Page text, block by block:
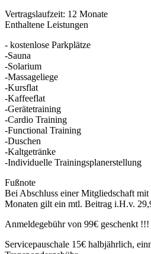
Vertragslaufzeit: 12 Monate
Enthaltene Leistungen
- kostenlose Parkplätze
-Sauna
-Solarium
-Massageliege
-Kursflat
-Kaffeeflat
-Gerätetraining
-Cardio Training
-Functional Training
-Duschen
-Kaltgetränke
-Individuelle Trainingsplanerstellung
Fußnote
Bei Abschluss einer Mitgliedschaft
Monaten gilt ein mtl. Beitrag i.H.v.
Anmeldegebühr von 99€ geschenkt !!!
Servicepauschale 15€ halbjährlich,